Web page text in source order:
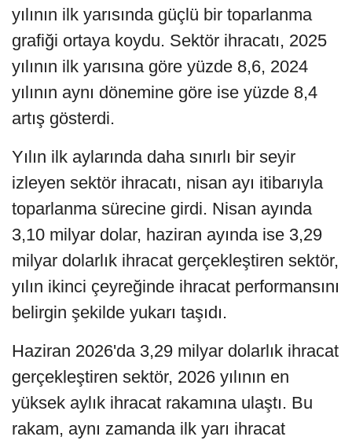
yılının ilk yarısında güçlü bir toparlanma
grafiği ortaya koydu. Sektör ihracatı, 2025
yılının ilk yarısına göre yüzde 8,6, 2024
yılının aynı dönemine göre ise yüzde 8,4
artış gösterdi.
Yılın ilk aylarında daha sınırlı bir seyir
izleyen sektör ihracatı, nisan ayı itibarıyla
toparlanma sürecine girdi. Nisan ayında
3,10 milyar dolar, haziran ayında ise 3,29
milyar dolarlık ihracat gerçekleştiren sektör,
yılın ikinci çeyreğinde ihracat performansını
belirgin şekilde yukarı taşıdı.
Haziran 2026'da 3,29 milyar dolarlık ihracat
gerçekleştiren sektör, 2026 yılının en
yüksek aylık ihracat rakamına ulaştı. Bu
rakam, aynı zamanda ilk yarı ihracat